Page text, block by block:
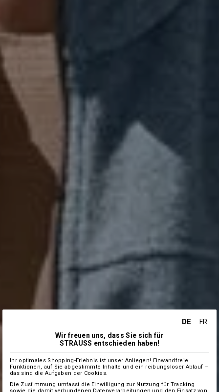
DE
FR
Wir freuen uns, dass Sie sich für
STRAUSS entschieden haben!
Ihr optimales Shopping-Erlebnis ist unser Anliegen! Einwandfreie
Funktionen, auf Sie abgestimmte Inhalte und ein reibungsloser Ablauf –
das sind die Aufgaben der Cookies.
Die Zustimmung umfasst die Einwilligung zur Nutzung für Tracking